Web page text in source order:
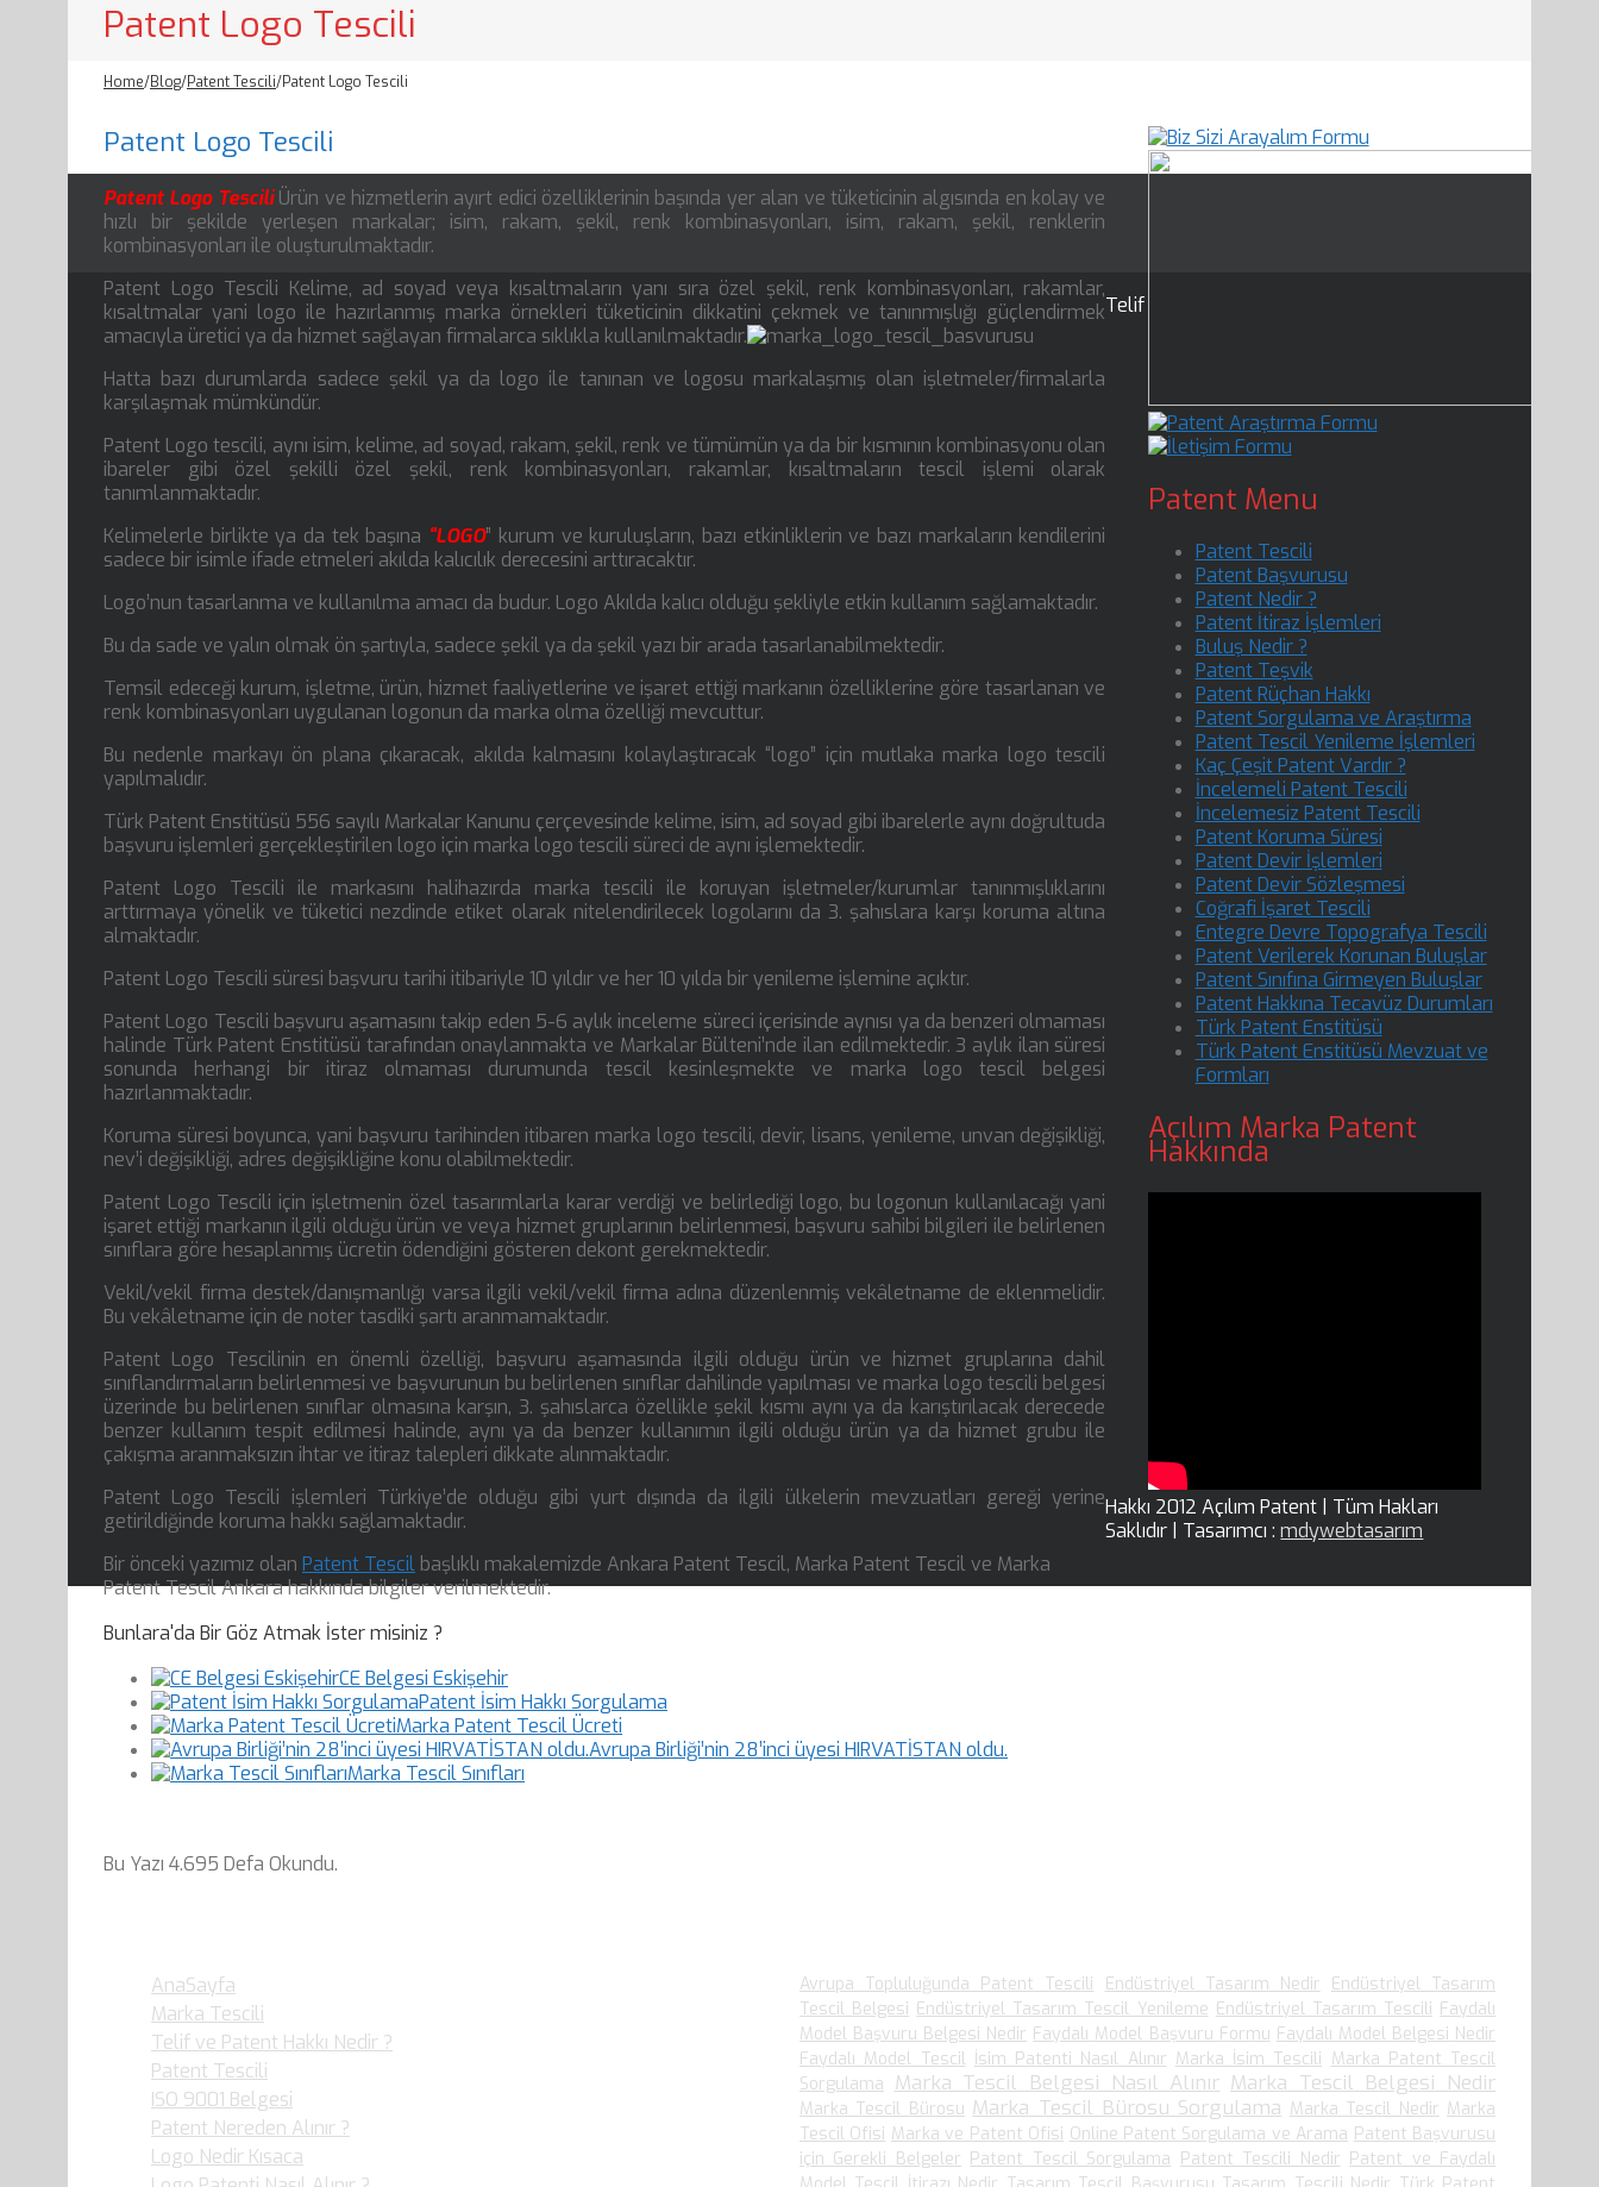
Patent Logo Tescili
Home/Blog/Patent Tescili/Patent Logo Tescili
Patent Logo Tescili
Patent Logo Tescili Ürün ve hizmetlerin ayırt edici özelliklerinin başında yer alan ve tüketicinin algısında en kolay ve
hızlı bir şekilde yerleşen markalar; isim, rakam, şekil, renk kombinasyonları, isim, rakam, şekil, renklerin
kombinasyonları ile oluşturulmaktadır.
Patent Logo Tescili Kelime, ad soyad veya kısaltmaların yanı sıra özel şekil, renk kombinasyonları, rakamlar,
kısaltmalar yani logo ile hazırlanmış marka örnekleri tüketicinin dikkatini çekmek ve tanınmışlığı güçlendirmek
amacıyla üretici ya da hizmet sağlayan firmalarca sıklıkla kullanılmaktadır.
Hatta bazı durumlarda sadece şekil ya da logo ile tanınan ve logosu markalaşmış olan işletmeler/firmalarla
karşılaşmak mümkündür.
Patent Logo tescili, aynı isim, kelime, ad soyad, rakam, şekil, renk ve tümümün ya da bir kısmının kombinasyonu olan
ibareler gibi özel şekilli özel şekil, renk kombinasyonları, rakamlar, kısaltmaların tescil işlemi olarak
tanımlanmaktadır.
Kelimelerle birlikte ya da tek başına “LOGO” kurum ve kuruluşların, bazı etkinliklerin ve bazı markaların kendilerini
sadece bir isimle ifade etmeleri akılda kalıcılık derecesini arttıracaktır.
Logo’nun tasarlanma ve kullanılma amacı da budur. Logo Akılda kalıcı olduğu şekliyle etkin kullanım sağlamaktadır.
Bu da sade ve yalın olmak ön şartıyla, sadece şekil ya da şekil yazı bir arada tasarlanabilmektedir.
Temsil edeceği kurum, işletme, ürün, hizmet faaliyetlerine ve işaret ettiği markanın özelliklerine göre tasarlanan ve
renk kombinasyonları uygulanan logonun da marka olma özelliği mevcuttur.
Bu nedenle markayı ön plana çıkaracak, akılda kalmasını kolaylaştıracak “logo” için mutlaka marka logo tescili
yapılmalıdır.
Türk Patent Enstitüsü 556 sayılı Markalar Kanunu çerçevesinde kelime, isim, ad soyad gibi ibarelerle aynı doğrultuda
başvuru işlemleri gerçekleştirilen logo için marka logo tescili süreci de aynı işlemektedir.
Patent Logo Tescili ile markasını halihazırda marka tescili ile koruyan işletmeler/kurumlar tanınmışlıklarını
arttırmaya yönelik ve tüketici nezdinde etiket olarak nitelendirilecek logolarını da 3. şahıslara karşı koruma altına
almaktadır.
Patent Logo Tescili süresi başvuru tarihi itibariyle 10 yıldır ve her 10 yılda bir yenileme işlemine açıktır.
Patent Logo Tescili başvuru aşamasını takip eden 5-6 aylık inceleme süreci içerisinde aynısı ya da benzeri olmaması
halinde Türk Patent Enstitüsü tarafından onaylanmakta ve Markalar Bülteni’nde ilan edilmektedir. 3 aylık ilan süresi
sonunda herhangi bir itiraz olmaması durumunda tescil kesinleşmekte ve marka logo tescil belgesi
hazırlanmaktadır.
Koruma süresi boyunca, yani başvuru tarihinden itibaren marka logo tescili, devir, lisans, yenileme, unvan değişikliği,
nev’i değişikliği, adres değişikliğine konu olabilmektedir.
Patent Logo Tescili için işletmenin özel tasarımlarla karar verdiği ve belirlediği logo, bu logonun kullanılacağı yani
işaret ettiği markanın ilgili olduğu ürün ve veya hizmet gruplarının belirlenmesi, başvuru sahibi bilgileri ile belirlenen
sınıflara göre hesaplanmış ücretin ödendiğini gösteren dekont gerekmektedir.
Vekil/vekil firma destek/danışmanlığı varsa ilgili vekil/vekil firma adına düzenlenmiş vekâletname de eklenmelidir.
Bu vekâletname için de noter tasdiki şartı aranmamaktadır.
Patent Logo Tescilinin en önemli özelliği, başvuru aşamasında ilgili olduğu ürün ve hizmet gruplarına dahil
sınıflandırmaların belirlenmesi ve başvurunun bu belirlenen sınıflar dahilinde yapılması ve marka logo tescili belgesi
üzerinde bu belirlenen sınıflar olmasına karşın, 3. şahıslarca özellikle şekil kısmı aynı ya da karıştırılacak derecede
benzer kullanım tespit edilmesi halinde, aynı ya da benzer kullanımın ilgili olduğu ürün ya da hizmet grubu ile
çakışma aranmaksızın ihtar ve itiraz talepleri dikkate alınmaktadır.
Patent Logo Tescili işlemleri Türkiye’de olduğu gibi yurt dışında da ilgili ülkelerin mevzuatları gereği yerine
getirildiğinde koruma hakkı sağlamaktadır.
Bir önceki yazımız olan Patent Tescil başlıklı makalemizde Ankara Patent Tescil, Marka Patent Tescil ve Marka
Patent Tescil Ankara hakkında bilgiler verilmektedir.
Bunlara'da Bir Göz Atmak İster misiniz ?
CE Belgesi Eskişehir
Patent İsim Hakkı Sorgulama
Marka Patent Tescil Ücreti
Avrupa Birliği’nin 28’inci üyesi HIRVATİSTAN oldu.
Marka Tescil Sınıfları
Bu Yazı 4.695 Defa Okundu.
Patent Menu
Patent Tescili
Patent Başvurusu
Patent Nedir ?
Patent İtiraz İşlemleri
Buluş Nedir ?
Patent Teşvik
Patent Rüçhan Hakkı
Patent Sorgulama ve Araştırma
Patent Tescil Yenileme İşlemleri
Kaç Çeşit Patent Vardır ?
İncelemeli Patent Tescili
İncelemesiz Patent Tescili
Patent Koruma Süresi
Patent Devir İşlemleri
Patent Devir Sözleşmesi
Coğrafi İşaret Tescili
Entegre Devre Topografya Tescili
Patent Verilerek Korunan Buluşlar
Patent Sınıfına Girmeyen Buluşlar
Patent Hakkına Tecavüz Durumları
Türk Patent Enstitüsü
Türk Patent Enstitüsü Mevzuat ve
Formları
Açılım Marka Patent
Hakkında
AnaSayfa
Marka Tescili
Telif ve Patent Hakkı Nedir ?
Patent Tescili
ISO 9001 Belgesi
Patent Nereden Alınır ?
Logo Nedir Kısaca
Avrupa Topluluğunda Patent Tescili Endüstriyel Tasarım Nedir Endüstriyel Tasarım
Tescil Belgesi Endüstriyel Tasarım Tescil Yenileme Endüstriyel Tasarım Tescili Faydalı
Model Başvuru Belgesi Nedir Faydalı Model Başvuru Formu Faydalı Model Belgesi Nedir
Faydalı Model Tescil İsim Patenti Nasıl Alınır Marka İsim Tescili Marka Patent Tescil
Sorgulama Marka Tescil Belgesi Nasıl Alınır Marka Tescil Belgesi Nedir
Marka Tescil Bürosu Marka Tescil Bürosu Sorgulama Marka Tescil Nedir Marka
Tescil Ofisi Marka ve Patent Ofisi Online Patent Sorgulama ve Arama Patent Başvurusu
için Gerekli Belgeler Patent Tescil Sorgulama Patent Tescili Nedir Patent ve Faydalı
Telif
Hakkı 2012 Açılım Patent | Tüm Hakları
Saklıdır | Tasarımcı :mdywebtasarım